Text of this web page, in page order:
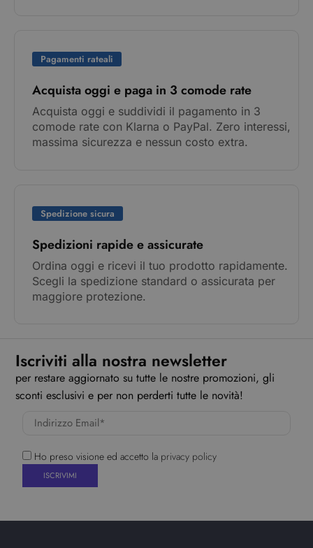
Pagamenti rateali
Acquista oggi e paga in 3 comode rate
Acquista oggi e suddividi il pagamento in 3
comode rate con Klarna o PayPal. Zero interessi,
massima sicurezza e nessun costo extra.
Spedizione sicura
Spedizioni rapide e assicurate
Ordina oggi e ricevi il tuo prodotto rapidamente.
Scegli la spedizione standard o assicurata per
maggiore protezione.
Iscriviti alla nostra newsletter
per restare aggiornato su tutte le nostre promozioni, gli
sconti esclusivi e per non perderti tutte le novità!
Ho preso visione ed accetto la privacy policy